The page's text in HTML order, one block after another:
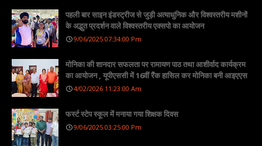
पहली बार साइन इंडस्ट्रीज से जुड़ी अत्याधुनिक और विश्वस्तरीय मशीनों
के अद्भुत प्रदर्शन वाले विश्वस्तरीय एक्सपो का आयोजन
9/06/2025 07:34:00 Pm
मोनिका की शानदार सफलता पर रामायण पाठ तथा आशीर्वाद कार्यक्रम
का आयोजन , यूपीएससी में 16वीं रैंक हासिल कर मोनिका बनी आइएएस
4/02/2026 11:23:00 Am
फर्स्ट स्टेप स्कूल में मनाया गया शिक्षक दिवस
9/06/2025 03:25:00 Pm